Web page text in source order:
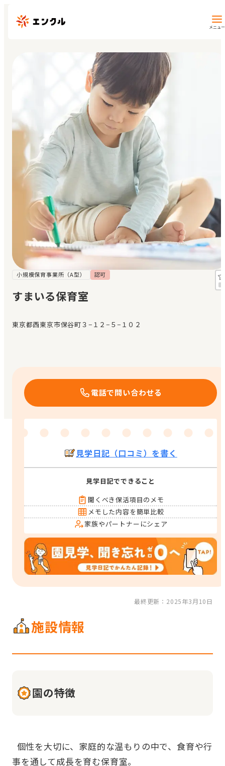
メニュー
保育園・幼稚園を探す
地域から探す
マイページ
閲覧履歴
お気に入り
見学日記
メッセージ
おすすめの園
エンクルの特徴と活用方法
小規模保育事業所（A型） 認可
すまいる保育室
東京都西東京市保谷町３−１２−５−１０２
電話で問い合わせる
見学日記（口コミ）を書く
見学日記でできること
聞くべき保活項目のメモ
メモした内容を簡単比較
家族やパートナーにシェア
最終更新：2025年3月10日
施設情報
園の特徴